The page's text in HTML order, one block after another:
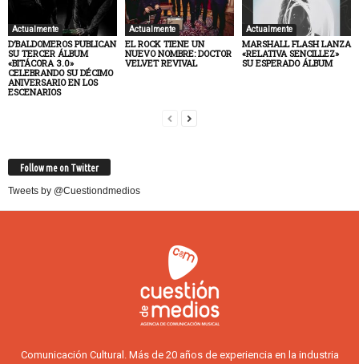
Actualmente
D’BALDOMEROS PUBLICAN
SU TERCER ÁLBUM
«BITÁCORA 3.0»
CELEBRANDO SU DÉCIMO
ANIVERSARIO EN LOS
ESCENARIOS
Actualmente
EL ROCK TIENE UN
NUEVO NOMBRE: DOCTOR
VELVET REVIVAL
Actualmente
MARSHALL FLASH LANZA
«RELATIVA SENCILLEZ»
SU ESPERADO ÁLBUM
Follow me on Twitter
Tweets by @Cuestiondmedios
Comunicación Cultural. Más de 20 años de experiencia en la industria